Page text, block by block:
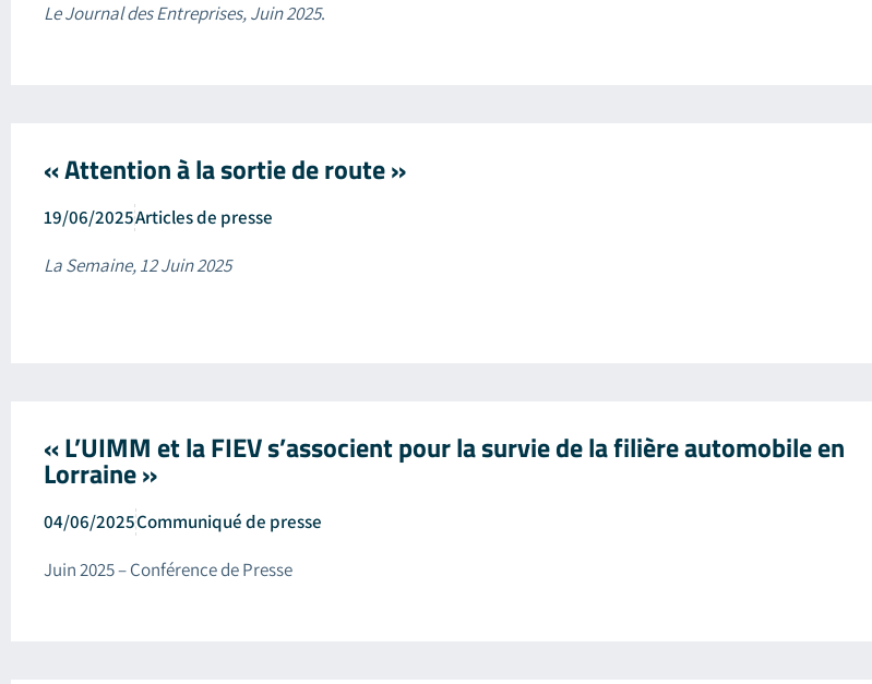
Le Journal des Entreprises, Juin 2025.
« Attention à la sortie de route »
19/06/2025Articles de presse
La Semaine, 12 Juin 2025
« L’UIMM et la FIEV s’associent pour la survie de la filière automobile en
Lorraine »
04/06/2025Communiqué de presse
Juin 2025 – Conférence de Presse